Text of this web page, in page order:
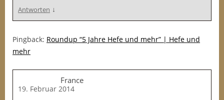
Antworten ↓
Pingback: Roundup “5 Jahre Hefe und mehr” | Hefe und
mehr
France
19. Februar 2014